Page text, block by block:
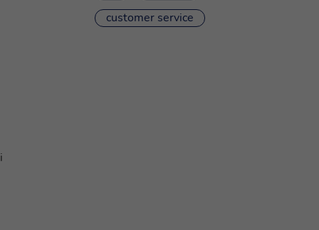
customer service